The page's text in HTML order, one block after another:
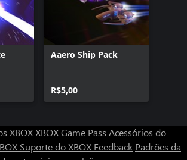
Aaero Ship Pack
R$5,00
XBOXXBOX Game Pass Acessórios do
Suporte do XBOX Feedback Padrões da